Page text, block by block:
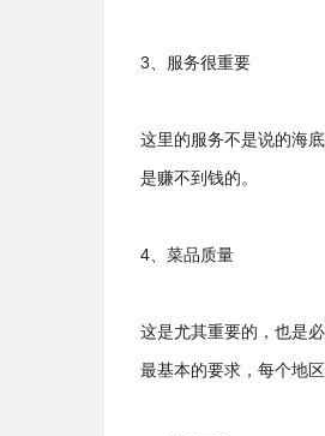
3、服务很重要
这里的服务不是说的海
是赚不到钱的。
4、菜品质量
这是尤其重要的，也是
最基本的要求，每个地